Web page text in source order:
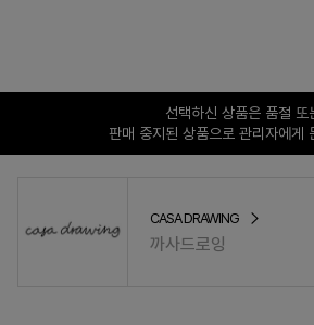
선택하신 상품은 품절 또
판매 중지된 상품으로 관리자에게
CASA DRAWING
까사드로잉